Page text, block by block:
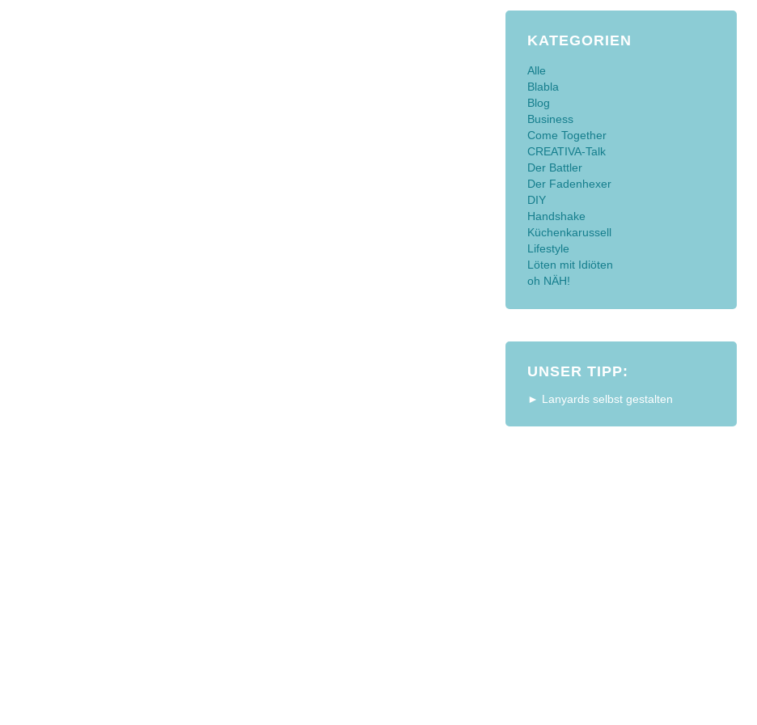
KATEGORIEN
Alle
Blabla
Blog
Business
Come Together
CREATIVA-Talk
Der Battler
Der Fadenhexer
DIY
Handshake
Küchenkarussell
Lifestyle
Löten mit Idiöten
oh NÄH!
UNSER TIPP:
► Lanyards selbst gestalten